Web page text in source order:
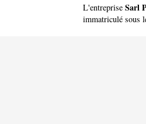
L'entreprise Sarl
immatriculé sous